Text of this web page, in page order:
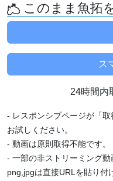
このまま魚拓
24時間内
- レスポンシブページが「
お試しください。
- 動画は原則取得不能です。
- 一部の非ストリーミング
png,jpgは直接URLを貼り付